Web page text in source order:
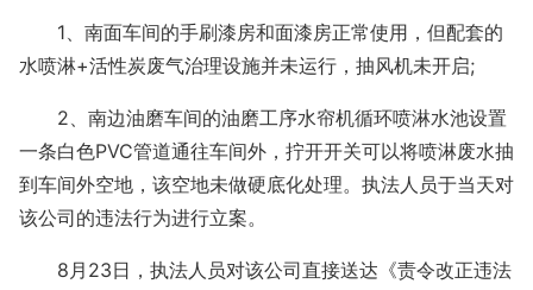
1、南面车间的手刷漆房和面漆房正常使用，但配套的
水喷淋+活性炭废气治理设施并未运行，抽风机未开启;
2、南边油磨车间的油磨工序水帘机循环喷淋水池设置
一条白色PVC管道通往车间外，拧开开关可以将喷淋废水抽
到车间外空地，该空地未做硬底化处理。执法人员于当天对
该公司的违法行为进行立案。
8月23日，执法人员对该公司直接送达《责令改正违法